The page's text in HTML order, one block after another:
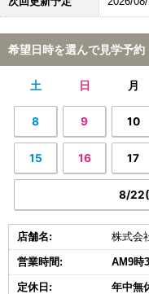
希望日時を選んで見学予約
土 日 月
8 9 10
15 16 17
8/22(
店舗名: 株式会
営業時間: AM9時
定休日: 年中無